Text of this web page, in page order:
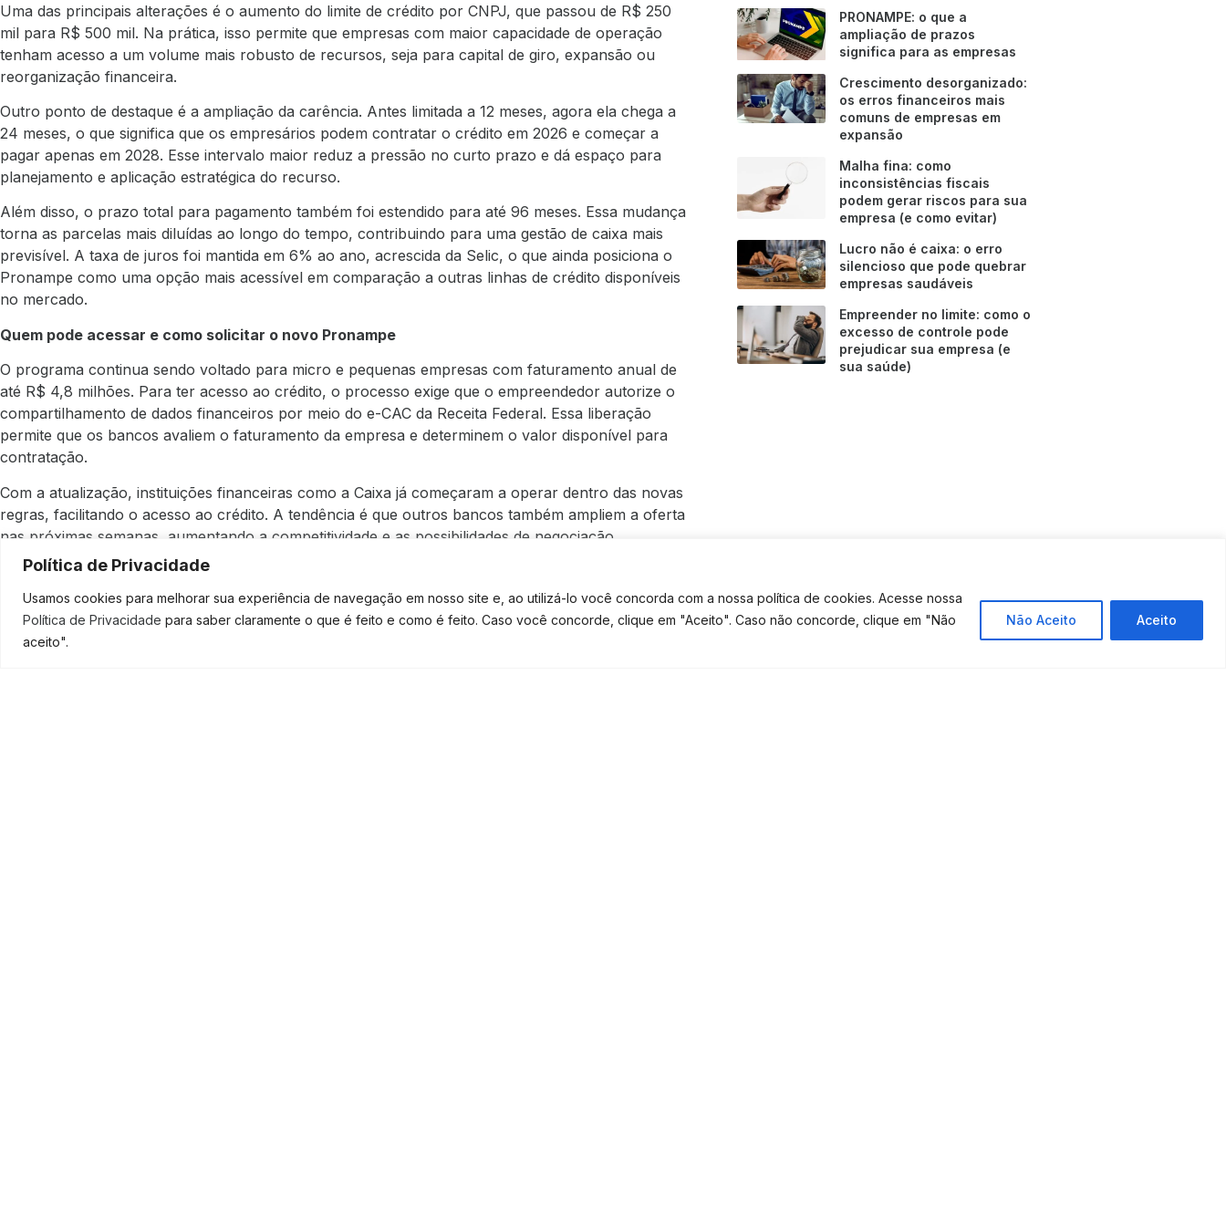
Política de Privacidade
Usamos cookies para melhorar sua experiência de navegação em nosso site e, ao utilizá-lo você concorda com a nossa política de cookies. Acesse nossa
Política de Privacidade para saber claramente o que é feito e como é feito. Caso você concorde, clique em "Aceito". Caso não concorde, clique em "Não
aceito".
Não Aceito Aceito
Uma das principais alterações é o aumento do limite de crédito por CNPJ, que passou de R$ 250
mil para R$ 500 mil. Na prática, isso permite que empresas com maior capacidade de operação
tenham acesso a um volume mais robusto de recursos, seja para capital de giro, expansão ou
reorganização financeira.
Outro ponto de destaque é a ampliação da carência. Antes limitada a 12 meses, agora ela chega a
24 meses, o que significa que os empresários podem contratar o crédito em 2026 e começar a
pagar apenas em 2028. Esse intervalo maior reduz a pressão no curto prazo e dá espaço para
planejamento e aplicação estratégica do recurso.
Além disso, o prazo total para pagamento também foi estendido para até 96 meses. Essa mudança
torna as parcelas mais diluídas ao longo do tempo, contribuindo para uma gestão de caixa mais
previsível. A taxa de juros foi mantida em 6% ao ano, acrescida da Selic, o que ainda posiciona o
Pronampe como uma opção mais acessível em comparação a outras linhas de crédito disponíveis
no mercado.
Quem pode acessar e como solicitar o novo Pronampe
O programa continua sendo voltado para micro e pequenas empresas com faturamento anual de
até R$ 4,8 milhões. Para ter acesso ao crédito, o processo exige que o empreendedor autorize o
compartilhamento de dados financeiros por meio do e-CAC da Receita Federal. Essa liberação
permite que os bancos avaliem o faturamento da empresa e determinem o valor disponível para
contratação.
Com a atualização, instituições financeiras como a Caixa já começaram a operar dentro das novas
regras, facilitando o acesso ao crédito. A tendência é que outros bancos também ampliem a oferta
nas próximas semanas, aumentando a competitividade e as possibilidades de negociação.
Diante desse cenário, o Pronampe se reposiciona como uma ferramenta estratégica para
empresas que buscam não apenas sobreviver, mas crescer de forma estruturada. No entanto,
especialistas alertam que o acesso facilitado ao crédito deve vir acompanhado de planejamento
financeiro. Sem isso, o que hoje parece uma solução pode se transformar em um problema futuro.
PRONAMPE: o que a
ampliação de prazos
significa para as empresas
Crescimento desorganizado:
os erros financeiros mais
comuns de empresas em
expansão
Malha fina: como
inconsistências fiscais
podem gerar riscos para sua
empresa (e como evitar)
Lucro não é caixa: o erro
silencioso que pode quebrar
empresas saudáveis
Empreender no limite: como o
excesso de controle pode
prejudicar sua empresa (e
sua saúde)